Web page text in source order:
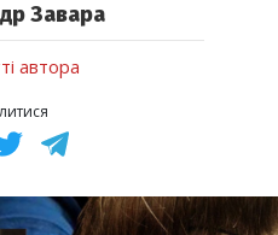
Завара
автора